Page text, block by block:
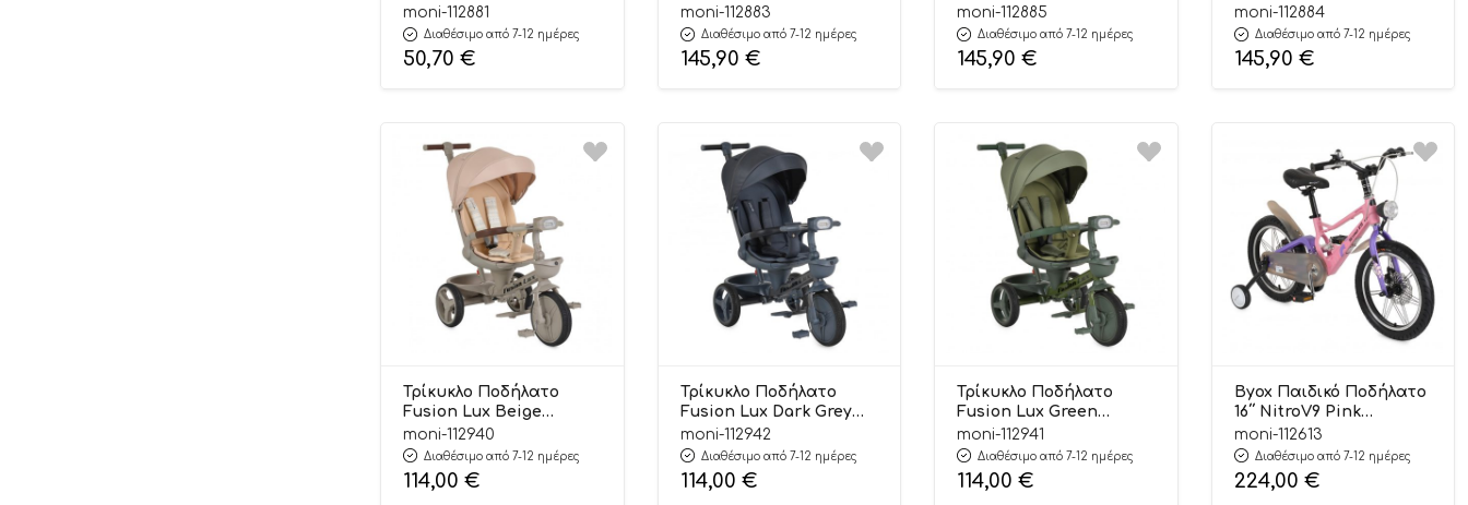
3800146232047 12m+ –
Byox
moni-112881
Διαθέσιμο από 7-12 ημέρες
50,70 €
3800146232030 6m+ –
Byox
moni-112883
Διαθέσιμο από 7-12 ημέρες
145,90 €
3800146232085 6m+ –
Byox
moni-112885
Διαθέσιμο από 7-12 ημέρες
145,90 €
3800146232092 6m+ –
Byox
moni-112884
Διαθέσιμο από 7-12 ημέρες
145,90 €
Τρίκυκλο Ποδήλατο
Fusion Lux Beige
3800146232078 5m+ –
Byox
moni-112940
Διαθέσιμο από 7-12 ημέρες
114,00 €
Τρίκυκλο Ποδήλατο
Fusion Lux Dark Grey
3800146232108 5m+ –
Byox
moni-112942
Διαθέσιμο από 7-12 ημέρες
114,00 €
Τρίκυκλο Ποδήλατο
Fusion Lux Green
3800146232115 5m+ – Byox
moni-112941
Διαθέσιμο από 7-12 ημέρες
114,00 €
Byox Παιδικό Ποδήλατο
16΄΄ NitroV9 Pink
3800146203559
moni-112613
Διαθέσιμο από 7-12 ημέρες
224,00 €